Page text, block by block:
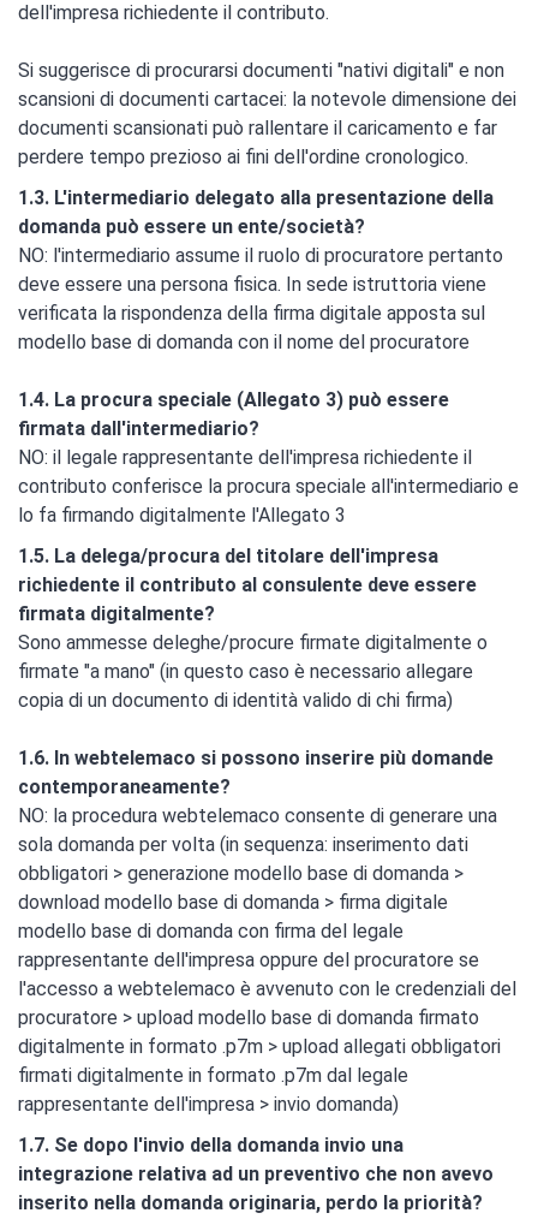
dell'impresa richiedente il contributo.
Si suggerisce di procurarsi documenti "nativi digitali" e non
scansioni di documenti cartacei: la notevole dimensione dei
documenti scansionati può rallentare il caricamento e far
perdere tempo prezioso ai fini dell'ordine cronologico.
1.3. L'intermediario delegato alla presentazione della
domanda può essere un ente/società?
NO: l'intermediario assume il ruolo di procuratore pertanto
deve essere una persona fisica. In sede istruttoria viene
verificata la rispondenza della firma digitale apposta sul
modello base di domanda con il nome del procuratore
1.4. La procura speciale (Allegato 3) può essere
firmata dall'intermediario?
NO: il legale rappresentante dell'impresa richiedente il
contributo conferisce la procura speciale all'intermediario e
lo fa firmando digitalmente l'Allegato 3
1.5. La delega/procura del titolare dell'impresa
richiedente il contributo al consulente deve essere
firmata digitalmente?
Sono ammesse deleghe/procure firmate digitalmente o
firmate "a mano" (in questo caso è necessario allegare
copia di un documento di identità valido di chi firma)
1.6. In webtelemaco si possono inserire più domande
contemporaneamente?
NO: la procedura webtelemaco consente di generare una
sola domanda per volta (in sequenza: inserimento dati
obbligatori > generazione modello base di domanda >
download modello base di domanda > firma digitale
modello base di domanda con firma del legale
rappresentante dell'impresa oppure del procuratore se
l'accesso a webtelemaco è avvenuto con le credenziali del
procuratore > upload modello base di domanda firmato
digitalmente in formato .p7m > upload allegati obbligatori
firmati digitalmente in formato .p7m dal legale
rappresentante dell'impresa > invio domanda)
1.7. Se dopo l'invio della domanda invio una
integrazione relativa ad un preventivo che non avevo
inserito nella domanda originaria, perdo la priorità?